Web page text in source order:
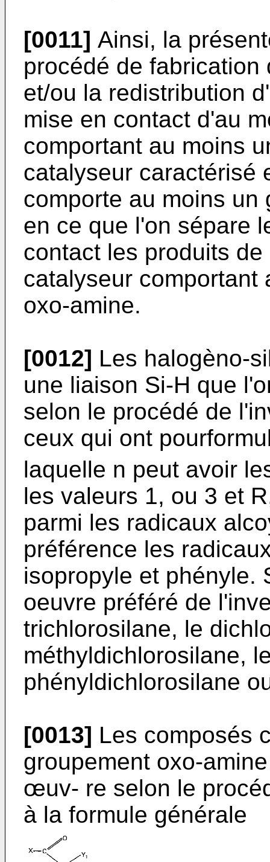
[0011] Ainsi, la
procédé de
et/ou la redistribution
mise en contact d'au
comportant au moins
catalyseur caractérisé
comporte au moins un
en ce que l'on sépare
contact les produits
catalyseur comportant
oxo-amine.
[0012] Les halogèno-
une liaison Si-H que
selon le procédé de
ceux qui ont
laquelle n peut avoir
les valeurs 1, ou 3 et
parmi les radicaux
préférence les
isopropyle et phényle.
oeuvre préféré de
trichlorosilane, le
méthyldichlorosilane,
phényldichlorosilane
[0013] Les composés
groupement oxo-
œuv- re selon le
à la formule générale